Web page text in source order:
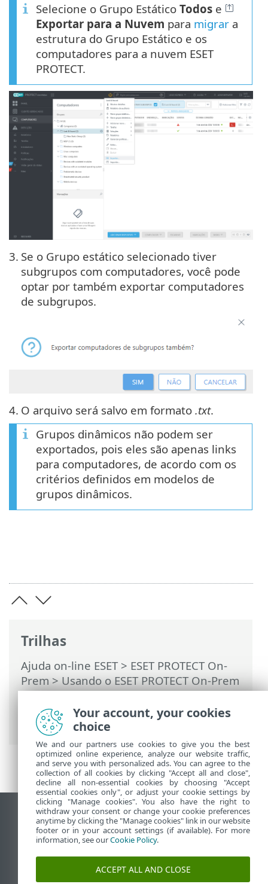
Trilhas
Ajuda on-line ESET> ESET PROTECT On-
Prem>Usando o ESET PROTECT On-Prem
>ESET PROTECT On-Prem Menu principal
Computadores>Grupos>Grupos
estáticos
> Exportar grupos estáticos
Selecione o Grupo Estático Todos e
Exportar para a Nuvem para migrar a
estrutura do Grupo Estático e os
computadores para a nuvem ESET
PROTECT.
3. Se o Grupo estático selecionado tiver
subgrupos com computadores, você pode
optar por também exportar computadores
de subgrupos.
4. O arquivo será salvo em formato .txt.
Grupos dinâmicos não podem ser
exportados, pois eles são apenas links
para computadores, de acordo com os
critérios definidos em modelos de
grupos dinâmicos.
Ver site para desktop
End of Life
Base de conhecimento ESET
Fórum ESET
ESET Status Portal
Your account, your cookies
choice
We and our partners use cookies to give you the best
optimized online experience, analyze our website traffic,
and serve you with personalized ads. You can agree to the
collection of all cookies by clicking "Accept all and close",
decline all non-essential cookies by choosing "Accept
essential cookies only", or adjust your cookie settings by
clicking "Manage cookies". You also have the right to
withdraw your consent or change your cookie preferences
anytime by clicking the "Manage cookies" link in our website
footer or in your account settings (if available). For more
information, see ourCookie Policy.
ACCEPT ALL AND CLOSE